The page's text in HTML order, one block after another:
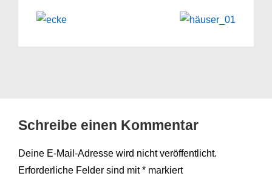
Schreibe einen Kommentar
Deine E-Mail-Adresse wird nicht veröffentlicht.
Erforderliche Felder sind mit* markiert